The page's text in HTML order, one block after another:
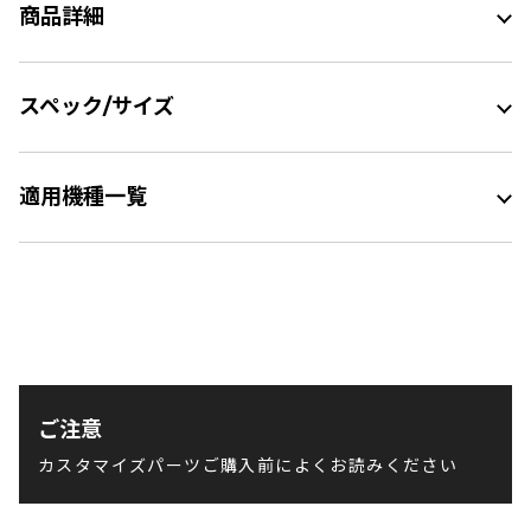
商品詳細
スペック/サイズ
適用機種一覧
ご注意
カスタマイズパーツご購入前によくお読みください